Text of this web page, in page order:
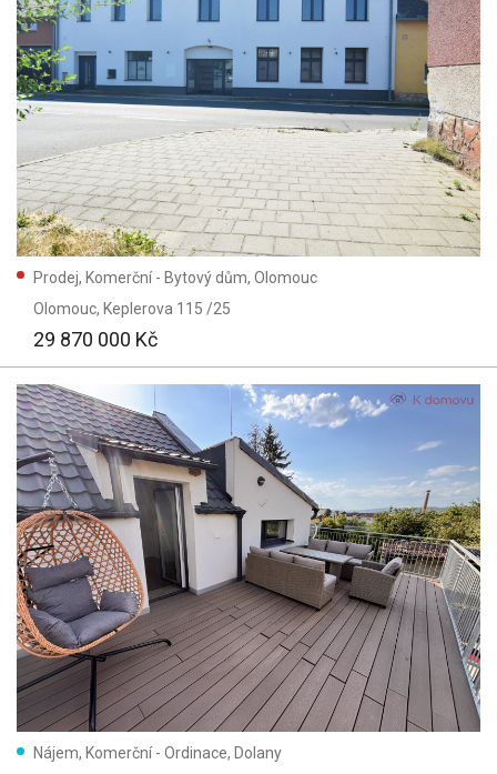
Prodej, Komerční - Bytový dům, Olomouc
Olomouc, Keplerova 115 /25
29 870 000 Kč
Nájem, Komerční - Ordinace, Dolany